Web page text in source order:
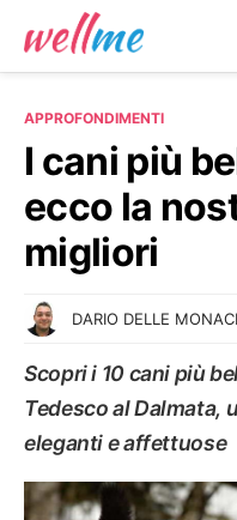
APPROFONDIMENTI
I cani più
ecco la
migliori
DARIO DELLE
Scopri i 10 cani più
Tedesco al Dalmata,
eleganti e affettuose
APPROFONDIMENTI